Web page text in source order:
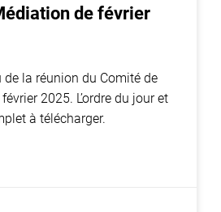
de février
de la réunion du Comité de
2025. L’ordre du jour et
à télécharger.